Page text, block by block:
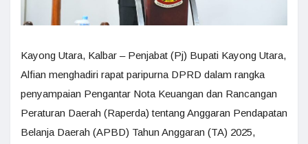
Kayong Utara, Kalbar – Penjabat (Pj) Bupati Kayong Utara,
Alfian menghadiri rapat paripurna DPRD dalam rangka
penyampaian Pengantar Nota Keuangan dan Rancangan
Peraturan Daerah (Raperda) tentang Anggaran Pendapatan
Belanja Daerah (APBD) Tahun Anggaran (TA) 2025,